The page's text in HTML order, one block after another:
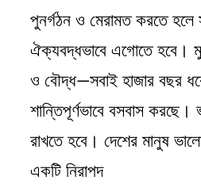
পুনর্গঠন ও মেরামত করতে হলে
ঐক্যবদ্ধভাবে এগোতে হবে।
ও বৌদ্ধ—সবাই হাজার বছর
শান্তিপূর্ণভাবে বসবাস
রাখতে হবে। দেশের মানুষ
একটি নিরাপদ